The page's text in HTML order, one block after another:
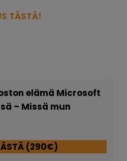
TÄSTÄ!
elämä Microsoft
– Missä mun
(290€)